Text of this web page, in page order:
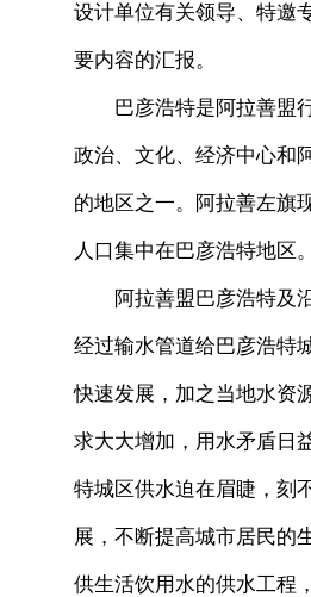
设计单位有关领导、特邀
要内容的汇报。
巴彦浩特是阿拉善盟行
政治、文化、经济中心和
的地区之一。阿拉善左旗
人口集中在巴彦浩特地区
阿拉善盟巴彦浩特及沿
经过输水管道给巴彦浩特
快速发展，加之当地水资
求大大增加，用水矛盾日
特城区供水迫在眉睫，刻
展，不断提高城市居民的
供生活饮用水的供水工程